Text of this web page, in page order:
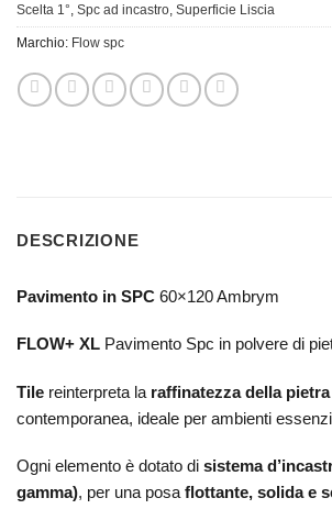
Scelta 1° Spc ad incastro Superficie Liscia
Marchio: Flow spc
DESCRIZIONE
Pavimento in SPC 60×120 Ambrym
FLOW+ XL Pavimento Spc in polvere di
Tile reinterpreta la raffinatezza della pietra
contemporanea, ideale per ambienti
Ogni elemento è dotato di sistema
gamma), per una posaflottante, solida e